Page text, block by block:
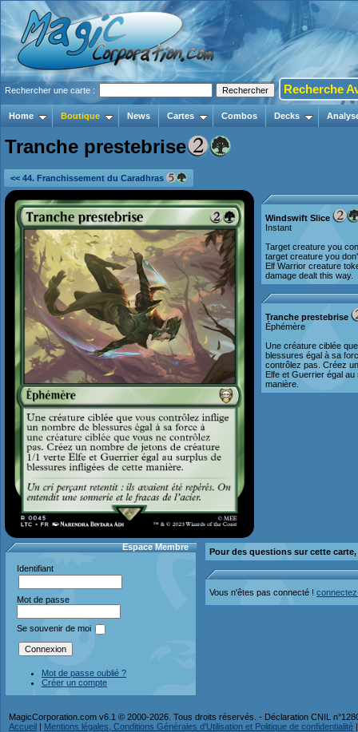
Rechercher une carte : Recherche
Home Boutique News Cartes Combos Decks
Tranche prestebrise
<< 44. Franchissement du Caradhras
Windswift Slice
Instant
Target creature you
target creature you
Elf Warrior creature
damage dealt this way.
Tranche prestebrise
Éphémère
Une créature ciblée
blessures égal à sa
contrôlez pas. Créez
Elfe et Guerrier égal
manière.
Espace Membre
Identifiant
Mot de passe
Se souvenir de moi
Mot de passe oublié ?
Créer un compte
Pour des questions sur cette
Vous n'êtes pas connecté !
MagicCorporation.com v6.1 © 2000-2026. Tous droits réservés. - Déclaration CNIL
Accueil | Mentions légales, Conditions Générales d'Utilisation et Politique de confidentialité